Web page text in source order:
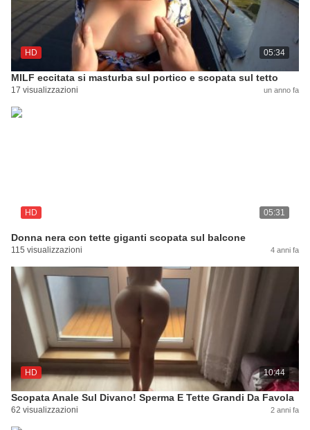
HD 05:34
MILF eccitata si masturba sul portico e scopata sul tetto
17 visualizzazioni un anno fa
HD 05:31
Donna nera con tette giganti scopata sul balcone
115 visualizzazioni 4 anni fa
HD 10:44
Scopata Anale Sul Divano! Sperma E Tette Grandi Da Favola
62 visualizzazioni 2 anni fa